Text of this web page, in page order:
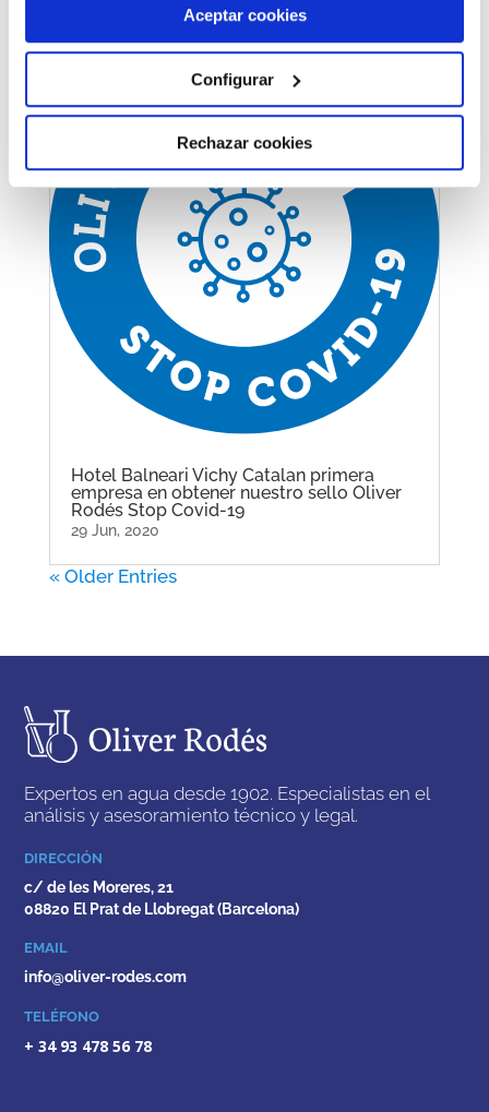
más información en nuestraPolítica de Cookies
Aceptar cookies
Configurar
Rechazar cookies
Hotel Balneari Vichy Catalan primera
empresa en obtener nuestro sello Oliver
Rodés Stop Covid-19
29 Jun, 2020
« Older Entries
Expertos en agua desde 1902. Especialistas en el
análisis y asesoramiento técnico y legal.
DIRECCIÓN
c/ de les Moreres, 21
08820 El Prat de Llobregat (Barcelona)
EMAIL
info@oliver-rodes.com
TELÉFONO
+ 34 93 478 56 78